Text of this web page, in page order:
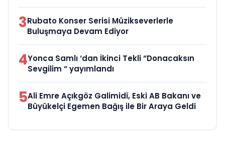
3Rubato Konser Serisi Müzikseverlerle
Buluşmaya Devam Ediyor
4Yonca Samlı ‘dan İkinci Tekli “Donacaksın
Sevgilim “ yayımlandı
5Ali Emre Açıkgöz Galimidi, Eski AB Bakanı ve
Büyükelçi Egemen Bağış ile Bir Araya Geldi